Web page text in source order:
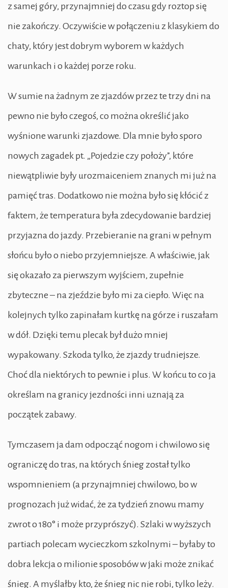
z samej góry, przynajmniej do czasu gdy roztop się
nie zakończy. Oczywiście w połączeniu z klasykiem do
chaty, który jest dobrym wyborem w każdych
warunkach i o każdej porze roku.
W sumie na żadnym ze zjazdów przez te trzy dni na
pewno nie było czegoś, co można określić jako
wyśnione warunki zjazdowe. Dla mnie było sporo
nowych zagadek pt. „Pojedzie czy położy”, które
niewątpliwie były urozmaiceniem znanych mi już na
pamięć tras. Dodatkowo nie można było się kłócić z
faktem, że temperatura była zdecydowanie bardziej
przyjazna do jazdy. Przebieranie na grani w pełnym
słońcu było o niebo przyjemniejsze. A właściwie, jak
się okazało za pierwszym wyjściem, zupełnie
zbyteczne – na zjeździe było mi za ciepło. Więc na
kolejnych tylko zapinałam kurtkę na górze i ruszałam
w dół. Dzięki temu plecak był dużo mniej
wypakowany. Szkoda tylko, że zjazdy trudniejsze.
Choć dla niektórych to pewnie i plus. W końcu to co ja
określam na granicy jezdności inni uznają za
początek zabawy.
Tymczasem ja dam odpocząć nogom i chwilowo się
ograniczę do tras, na których śnieg został tylko
wspomnieniem (a przynajmniej chwilowo, bo w
prognozach już widać, że za tydzień znowu mamy
zwrot o 180° i może przyprószyć). Szlaki w wyższych
partiach polecam wycieczkom szkolnymi – byłaby to
dobra lekcja o milionie sposobów w jaki może znikać
śnieg. A myślałby kto, że śnieg nic nie robi, tylko leży.